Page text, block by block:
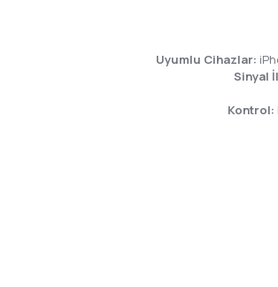
Uyumlu Cihazlar:
Sinyal
Kontrol: